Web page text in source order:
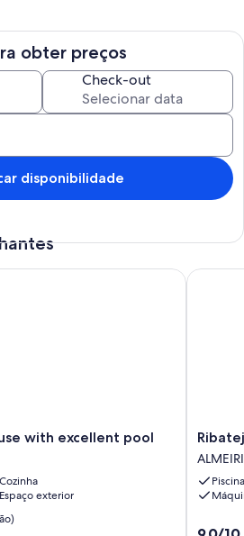
obter preços
Check-out
disponibilidade
with excellent pool
Cozinha
Espaço exterior
with excellent pool
Ribatejo
Villa
-
The
Paradise
Portugal
Piscina